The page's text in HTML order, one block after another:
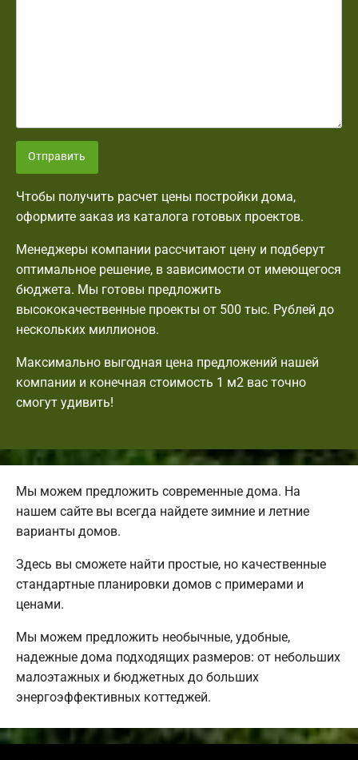
Отправить
Чтобы получить расчет цены постройки дома,
оформите заказ из каталога готовых проектов.
Менеджеры компании рассчитают цену и подберут
оптимальное решение, в зависимости от имеющегося
бюджета. Мы готовы предложить
высококачественные проекты от 500 тыс. Рублей до
нескольких миллионов.
Максимально выгодная цена предложений нашей
компании и конечная стоимость 1 м2 вас точно
смогут удивить!
Мы можем предложить современные дома. На
нашем сайте вы всегда найдете зимние и летние
варианты домов.
Здесь вы сможете найти простые, но качественные
стандартные планировки домов с примерами и
ценами.
Мы можем предложить необычные, удобные,
надежные дома подходящих размеров: от небольших
малоэтажных и бюджетных до больших
энергоэффективных коттеджей.